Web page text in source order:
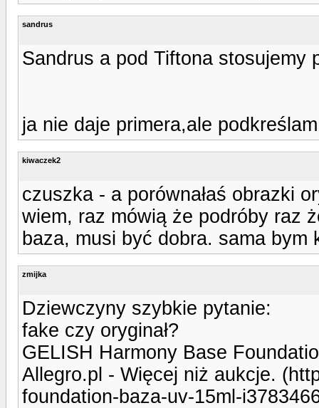
sandrus
Sandrus a pod Tiftona stosujemy
ja nie daje primera,ale
kiwaczek2
czuszka - a porównałaś obrazki
wiem, raz mówią że podróby raz
baza, musi być dobra. sama bym
zmijka
Dziewczyny szybkie pytanie:
fake czy oryginał?
GELISH Harmony Base
Allegro.pl - Więcej niż aukcje.
foundation-baza-uv-15ml-